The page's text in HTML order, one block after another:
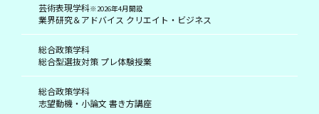
芸術表現学科※2026年4月開設
業界研究＆アドバイス クリエイト・ビジネス
総合政策学科
総合型選抜対策 プレ体験授業
総合政策学科
志望動機・小論文 書き方講座